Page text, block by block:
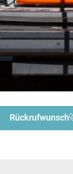
Rückrufwunsch